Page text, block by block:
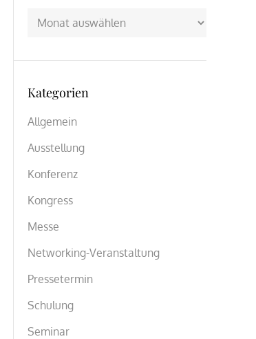
Archiv
Kategorien
Allgemein
Ausstellung
Konferenz
Kongress
Messe
Networking-Veranstaltung
Pressetermin
Schulung
Seminar